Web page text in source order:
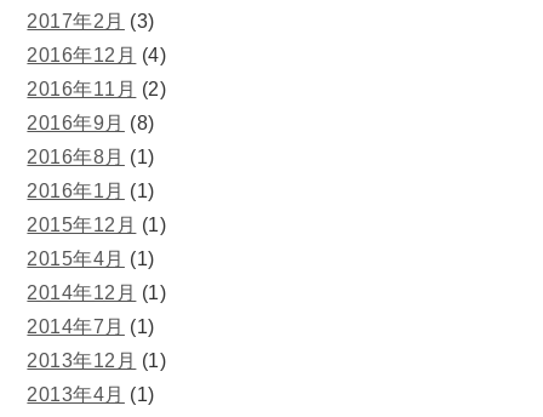
2017年2月 (3)
2016年12月 (4)
2016年11月 (2)
2016年9月 (8)
2016年8月 (1)
2016年1月 (1)
2015年12月 (1)
2015年4月 (1)
2014年12月 (1)
2014年7月 (1)
2013年12月 (1)
2013年4月 (1)